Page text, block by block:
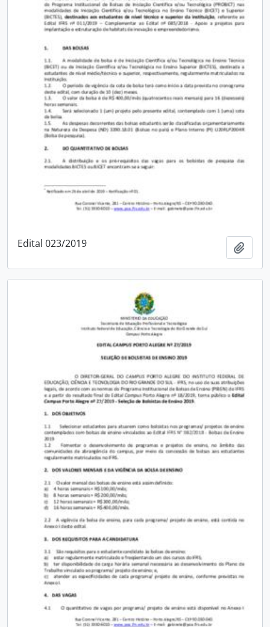
Edital 023/2019